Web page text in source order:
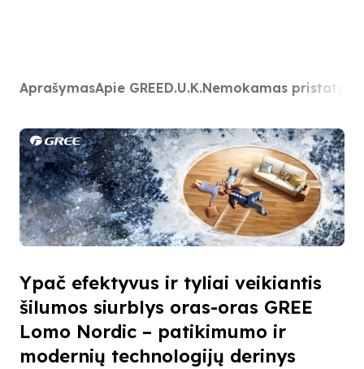
AprašymasApie GREED.U.K.Nemokamas
Ypač efektyvus ir tyliai veikiantis
šilumos siurblys oras-oras GREE
Lomo Nordic – patikimumo ir
modernių technologijų derinys